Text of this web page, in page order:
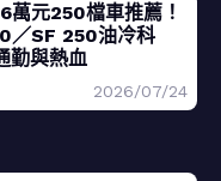
萬元250檔車推薦！
SF 250油冷科
勤與熱血
2026/07/24